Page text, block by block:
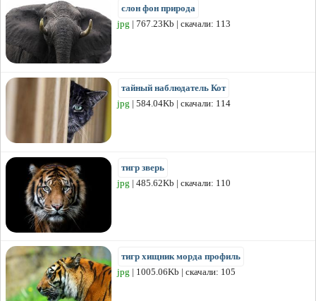
слон фон природа
jpg | 767.23Kb | скачали: 113
тайный наблюдатель Кот
jpg | 584.04Kb | скачали: 114
тигр зверь
jpg | 485.62Kb | скачали: 110
тигр хищник морда профиль
jpg | 1005.06Kb | скачали: 105